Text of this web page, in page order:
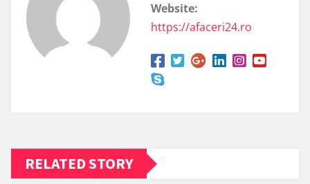
Website:
https://afaceri24.ro
RELATED STORY